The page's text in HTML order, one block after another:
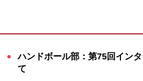
ハンドボール部：第75回イン
て